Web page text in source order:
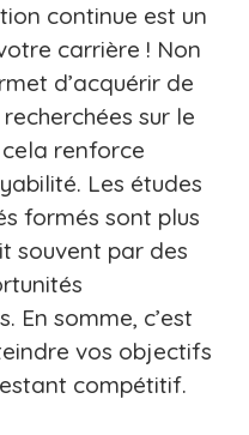
continue est un
carrière ! Non
d’acquérir de
sur le
renforce
Les études
formés sont plus
souvent par des
En somme, c’est
vos objectifs
compétitif.